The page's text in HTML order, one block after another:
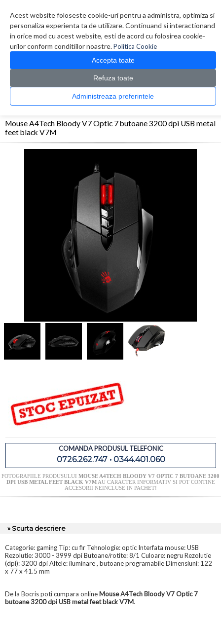
Acest website foloseste cookie-uri pentru a administra, optimiza si
personaliza experienta ta de utilizare. Continuand si interactionand
in orice mod cu acest website, esti de acord cu folosirea cookie-
urilor conform conditiilor noastre.Politica Cookie
Accepta toate
Refuza toate
Administreaza preferintele
0 produs(e)
CATALOG PRODUSE
> Mouse > Mouse A4Tech Bloody V7 Optic 7 butoane 3200
Mouse A4Tech Bloody V7 Optic 7 butoane 3200 dpi USB metal
feet black V7M
COMANDA PRODUSUL TELEFONIC
0726.262.747 • 0344.401.060
FOTOGRAFIILE PRODUSULUI MOUSE A4TECH BLOODY V7 OPTIC 7 BUTOANE 3200
DPI USB METAL FEET BLACK V7MAU CARACTER INFORMATIV SI POT CONTINE
ACCESORII NEINCLUSE IN PACHET!
» Scurta descriere
Categorie: gaming Tip: cu fir Tehnologie: optic Interfata mouse: USB
Rezolutie: 3000 - 3999 dpi Butoane/rotite: 8/1 Culoare: negru Rezolutie
(dpi): 3200 dpi Altele: iluminare , butoane programabile Dimensiuni: 122
x 77 x 41.5 mm
De la Bocris poti cumpara online Mouse A4Tech Bloody V7 Optic 7
butoane 3200 dpi USB metal feet black V7M.